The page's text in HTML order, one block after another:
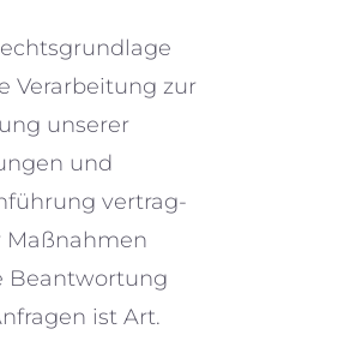
Verarbeitung zur
unserer
und
vertrag­
Maßnahmen
Beantwortung
ist Art.